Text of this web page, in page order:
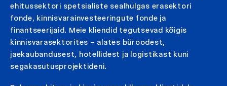
ehitussektori spetsialiste sealhulgas erasektori
fonde, kinnisvarainvesteeringute fonde ja
finantseerijaid. Meie kliendid tegutsevad kõigis
kinnisvarasektorites – alates büroodest,
jaekaubandusest, hotellidest ja logistikast kuni
segakasutusprojektideni.